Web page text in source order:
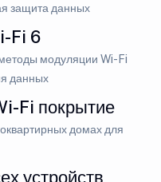
защита данных
Fi 6
модуляции Wi-Fi
данных
Fi покрытие
домах для
устройств